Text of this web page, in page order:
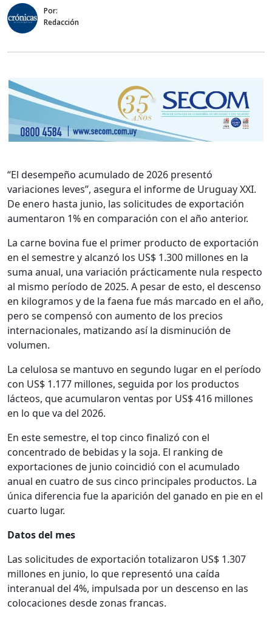
Por:
Redacción
“El desempeño acumulado de 2026 presentó
variaciones leves”, asegura el informe de Uruguay XXI.
De enero hasta junio, las solicitudes de exportación
aumentaron 1% en comparación con el año anterior.
La carne bovina fue el primer producto de exportación
en el semestre y alcanzó los US$ 1.300 millones en la
suma anual, una variación prácticamente nula respecto
al mismo período de 2025. A pesar de esto, el descenso
en kilogramos y de la faena fue más marcado en el año,
pero se compensó con aumento de los precios
internacionales, matizando así la disminución de
volumen.
La celulosa se mantuvo en segundo lugar en el período
con US$ 1.177 millones, seguida por los productos
lácteos, que acumularon ventas por US$ 416 millones
en lo que va del 2026.
En este semestre, el top cinco finalizó con el
concentrado de bebidas y la soja. El ranking de
exportaciones de junio coincidió con el acumulado
anual en cuatro de sus cinco principales productos. La
única diferencia fue la aparición del ganado en pie en el
cuarto lugar.
Datos del mes
Las solicitudes de exportación totalizaron US$ 1.307
millones en junio, lo que representó una caída
interanual del 4%, impulsada por un descenso en las
colocaciones desde zonas francas.